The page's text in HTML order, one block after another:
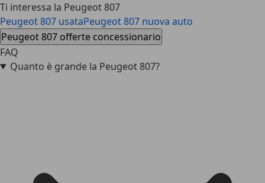
Ti interessa la Peugeot 807
Peugeot 807 usataPeugeot 807 nuova auto
Peugeot 807 offerte concessionario
FAQ
Quanto è grande la Peugeot 807?